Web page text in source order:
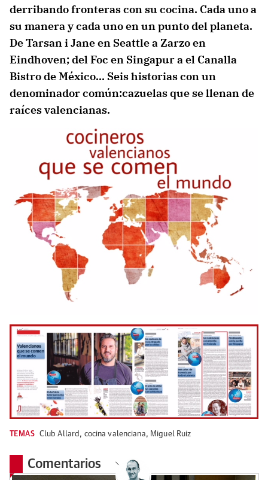
derribando fronteras con su cocina. Cada uno a
su manera y cada uno en un punto del planeta.
De Tarsan i Jane en Seattle a Zarzo en
Eindhoven; del Foc en Singapur a el Canalla
Bistro de México… Seis historias con un
denominador común:cazuelas que se llenan de
raíces valencianas.
TEMAS Club Allard , cocina valenciana, Miguel Ruiz
Comentarios